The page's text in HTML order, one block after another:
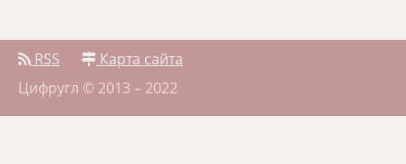
RSS
Карта сайта
Цифругл © 2013 – 2022